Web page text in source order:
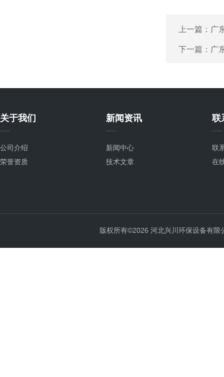
上一篇： 广
下一篇： 广
关于我们
公司介绍
荣誉资质
新闻资讯
新闻中心
技术文章
联
联
在
版权所有©2026 河北兴川环保设备有